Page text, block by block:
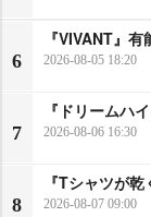
6
『VIVANT』
2026-08-05 18:20
7
『ドリームハ
2026-08-06 16:30
8
『Tシャツが
2026-08-07 09:00